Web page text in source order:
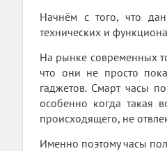
Начнём с того, что
технических и
На рынке современных
что они не просто
гаджетов. Смарт часы
особенно когда такая
происходящего, не
Именно поэтому часы